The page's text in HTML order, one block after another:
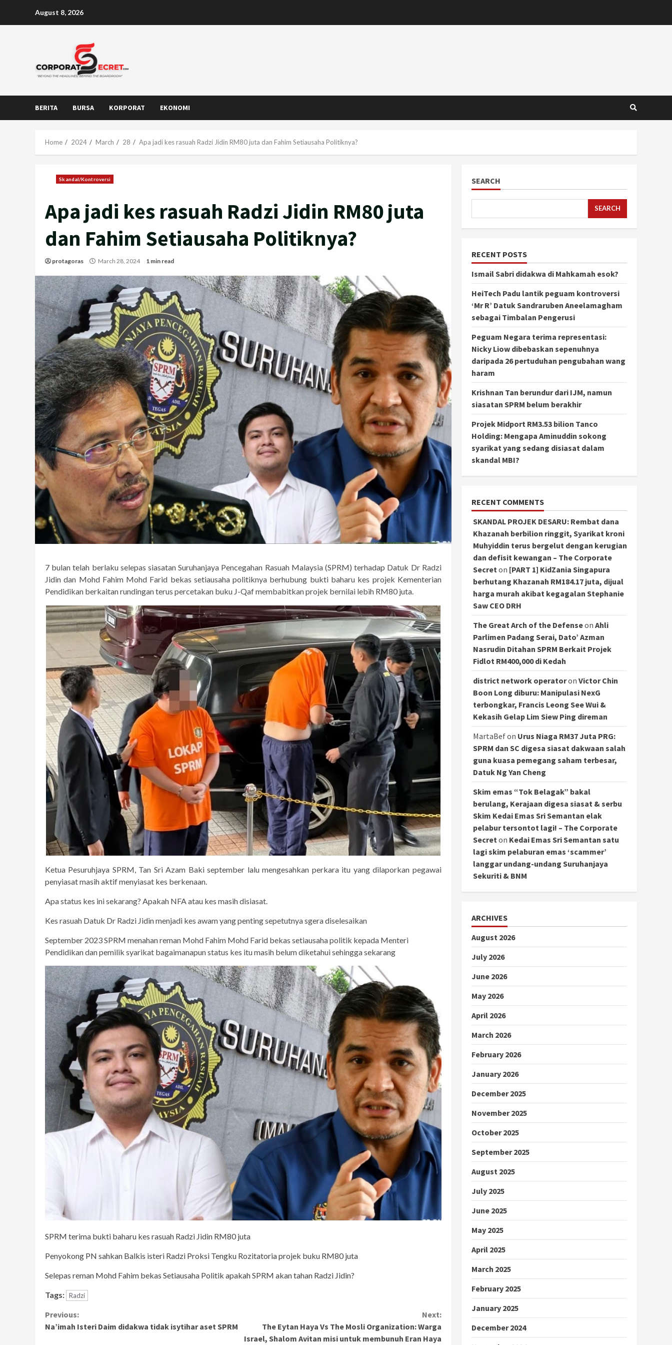
August 8, 2026
BERITA BURSA KORPORAT EKONOMI
Home 2024 March 28 Apa jadi kes rasuah Radzi Jidin RM80 juta dan Fahim Setiausaha Politiknya?
Skandal/Kontroversi
Apa jadi kes rasuah Radzi Jidin RM80 juta
dan Fahim Setiausaha Politiknya?
protagoras March 28, 2024 1 min read
7 bulan telah berlaku selepas siasatan Suruhanjaya Pencegahan Rasuah Malaysia (SPRM) terhadap Datuk Dr Radzi
Jidin dan Mohd Fahim Mohd Farid bekas setiausaha politiknya berhubung bukti baharu kes projek Kementerian
Pendidikan berkaitan rundingan terus percetakan buku J-Qaf membabitkan projek bernilai lebih RM80 juta.
Ketua Pesuruhjaya SPRM, Tan Sri Azam Baki september lalu mengesahkan perkara itu yang dilaporkan pegawai
penyiasat masih aktif menyiasat kes berkenaan.
Apa status kes ini sekarang? Apakah NFA atau kes masih disiasat.
Kes rasuah Datuk Dr Radzi Jidin menjadi kes awam yang penting sepetutnya sgera diselesaikan
September 2023 SPRM menahan reman Mohd Fahim Mohd Farid bekas setiausaha politik kepada Menteri
Pendidikan dan pemilik syarikat bagaimanapun status kes itu masih belum diketahui sehingga sekarang
SPRM terima bukti baharu kes rasuah Radzi Jidin RM80 juta
Penyokong PN sahkan Balkis isteri Radzi Proksi Tengku Rozitatoria projek buku RM80 juta
Selepas reman Mohd Fahim bekas Setiausaha Politik apakah SPRM akan tahan Radzi Jidin?
Tags: Radzi
Continue
Previous:
Na’imah Isteri Daim didakwa tidak isytihar aset SPRM
Next:
The Eytan Haya Vs The Mosli Organization: Warga
Israel, Shalom Avitan misi untuk membunuh Eran Haya
SEARCH
SEARCH
RECENT POSTS
Ismail Sabri didakwa di Mahkamah esok?
HeiTech Padu lantik peguam kontroversi
‘Mr R’ Datuk Sandraruben Aneelamagham
sebagai Timbalan Pengerusi
Peguam Negara terima representasi:
Nicky Liow dibebaskan sepenuhnya
daripada 26 pertuduhan pengubahan wang
haram
Krishnan Tan berundur dari IJM, namun
siasatan SPRM belum berakhir
Projek Midport RM3.53 bilion Tanco
Holding: Mengapa Aminuddin sokong
syarikat yang sedang disiasat dalam
skandal MBI?
RECENT COMMENTS
SKANDAL PROJEK DESARU: Rembat dana
Khazanah berbilion ringgit, Syarikat kroni
Muhyiddin terus bergelut dengan kerugian
dan defisit kewangan – The Corporate
Secret on [PART 1] KidZania Singapura
berhutang Khazanah RM184.17 juta, dijual
harga murah akibat kegagalan Stephanie
Saw CEO DRH
The Great Arch of the Defenseon Ahli
Parlimen Padang Serai, Dato’ Azman
Nasrudin Ditahan SPRM Berkait Projek
Fidlot RM400,000 di Kedah
district network operatoron Victor Chin
Boon Long diburu: Manipulasi NexG
terbongkar, Francis Leong See Wui &
Kekasih Gelap Lim Siew Ping direman
MartaBefon Urus Niaga RM37 Juta PRG:
SPRM dan SC digesa siasat dakwaan salah
guna kuasa pemegang saham terbesar,
Datuk Ng Yan Cheng
Skim emas “Tok Belagak” bakal
berulang, Kerajaan digesa siasat & serbu
Skim Kedai Emas Sri Semantan elak
pelabur tersontot lagi! – The Corporate
Secret on Kedai Emas Sri Semantan satu
lagi skim pelaburan emas ‘scammer’
langgar undang-undang Suruhanjaya
Sekuriti & BNM
ARCHIVES
August 2026
July 2026
June 2026
May 2026
April 2026
March 2026
February 2026
January 2026
December 2025
November 2025
October 2025
September 2025
August 2025
July 2025
June 2025
May 2025
April 2025
March 2025
February 2025
January 2025
December 2024